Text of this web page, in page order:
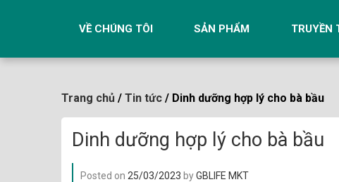
VỀ CHÚNG TÔI SẢN PHẨM TRUYỀN
Trang chủ / Tin tức / Dinh dưỡng hợp lý cho bà bầu
Dinh dưỡng hợp lý cho bà bầu
Posted on 25/03/2023 byGBLIFE MKT